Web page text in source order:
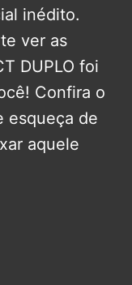
inédito.
ver as
DUPLO foi
Confira o
esqueça de
aquele